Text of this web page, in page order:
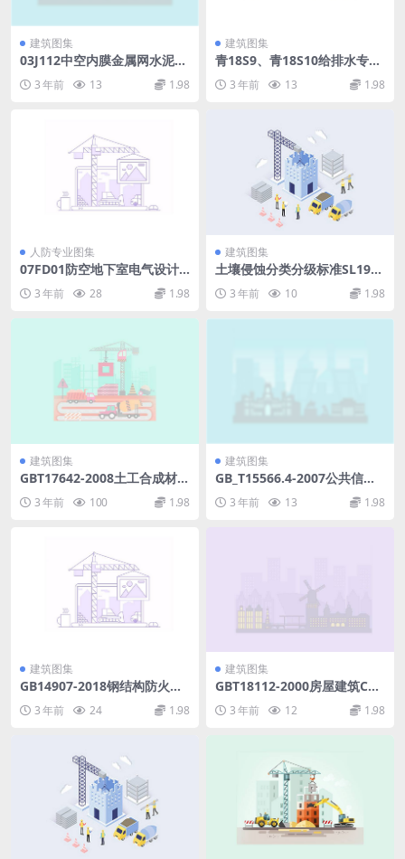
建筑图集
03J112中空内膜金属网水泥内
3 年前 13 1.98
建筑图集
青18S9、青18S10给排水专业
3 年前 13 1.98
人防专业图集
07FD01防空地下室电气设计
3 年前 28 1.98
建筑图集
土壤侵蚀分类分级标准SL190-
3 年前 10 1.98
建筑图集
GBT17642-2008土工合成材料
3 年前 100 1.98
建筑图集
GB_T15566.4-2007公共信息
部分公共交通车站.pdf
3 年前 13 1.98
建筑图集
GB14907-2018钢结构防火涂
3 年前 24 1.98
建筑图集
GBT18112-2000房屋建筑CA
3 年前 12 1.98